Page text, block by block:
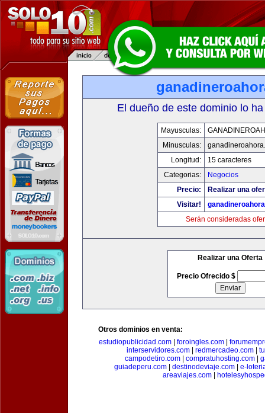
El dueño de este dominio lo
Mayusculas:
Minusculas:
Longitud:
15 caracteres
Categorias:
Negocios
Precio:
Realizar una
Visitar!
Serán consideradas
Realizar una Oferta
Precio Ofrecido $
Otros dominios en venta:
estudiopublicidad.com| foroingles.com|
interservidores.com
redmercadeo.com
campodetiro.com
compratuhosting.com
guiadeperu.com
destinodeviaje.com
e-
areaviajes.com